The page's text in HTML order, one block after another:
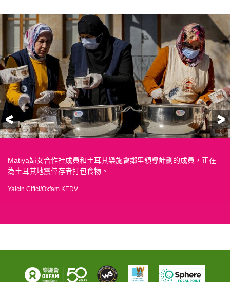
前一頁
Matiya婦女合作社成員和土耳其樂施會鄰里領導計劃的成員，正在
為土耳其地震倖存者打包食物。
Yalcin Ciftci/Oxfam KEDV
Mustafa KaraAli/Oxfam
Mustafa KaraAli/Oxfam
檢查其修復工作，以確保飲用水能通過主要供水網絡到達各個家
庭。
Islam Mardini/Oxfam
如何預防它的知識，並分發防蝨洗髮水以保護家庭。
供衛生用品（包括肥皂、洗髮水和衛生巾）。
Tineke D’haese/Oxfam
向我們表達她的傷痛。
萬名災民提供援助——佔受地震影響人口的 10%。
流離失所的災難倖存者的行列。
在一座倉庫大樓裡，該大樓可容納多達 7,000 名尋求庇護的人。
「我們在顫抖，我們非常害怕； 我以為這是我的最後一天。 當我看
間，以確保我們的安全。」Ali Dalmen 告訴我們。
Islam Mardini/Oxfam
Islam Mardini/Oxfam
Islam Mardini/Oxfam
把我三個孩子從床上拉起來，以撤離我們搖搖欲墜的大樓。 我在他
們眼中看到的恐懼是無法形容的。」 Mountaser，49 歲
Islam Mardini/Oxfam
Islam Mardini/Oxfam